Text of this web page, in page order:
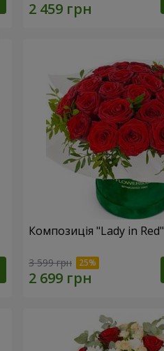
Композиція "Lady in Red"
3 599 грн